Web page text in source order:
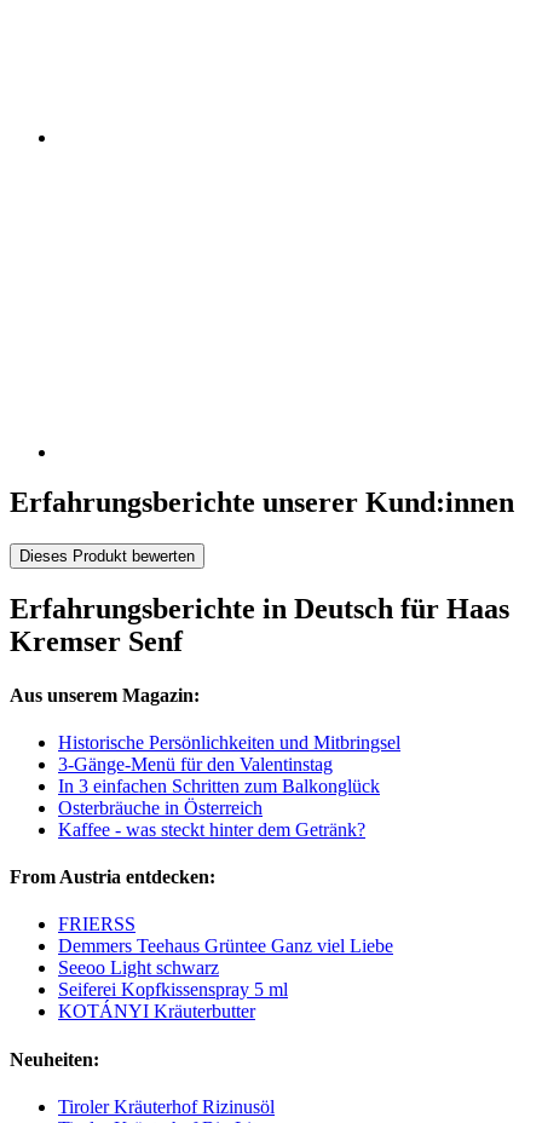
Erfahrungsberichte unserer Kund:innen
Dieses Produkt bewerten
Erfahrungsberichte in Deutsch für Haas
Kremser Senf
Aus unserem Magazin:
Historische Persönlichkeiten und Mitbringsel
3-Gänge-Menü für den Valentinstag
In 3 einfachen Schritten zum Balkonglück
Osterbräuche in Österreich
Kaffee - was steckt hinter dem Getränk?
From Austria entdecken:
FRIERSS
Demmers Teehaus Grüntee Ganz viel Liebe
Seeoo Light schwarz
Seiferei Kopfkissenspray 5 ml
KOTÁNYI Kräuterbutter
Neuheiten:
Tiroler Kräuterhof Rizinusöl